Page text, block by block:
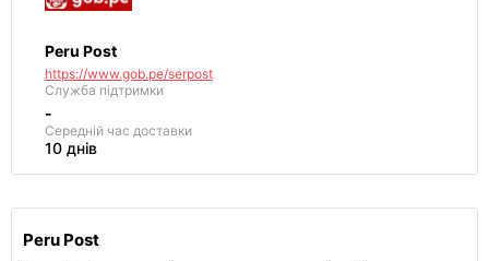
Peru Post
https://www.gob.pe/serpost
Служба підтримки
-
Середній час доставки
10 днів
Peru Post